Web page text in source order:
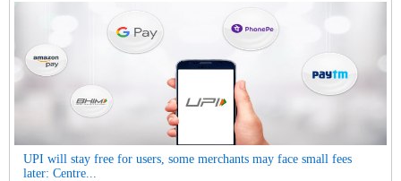
UPI will stay free for users, some merchants may face small fees
later: Centre...